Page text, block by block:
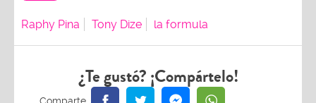
Raphy Pina Tony Dize la formula
¿Te gustó? ¡Compártelo!